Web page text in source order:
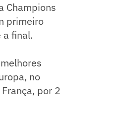
Champions
primeiro
a final.
no
por 2